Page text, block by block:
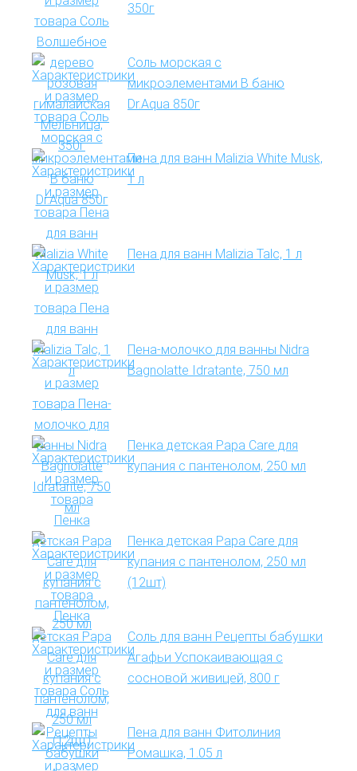
350г
Соль морская с
микроэлементами В баню
Dr.Aqua 850г
Пена для ванн Malizia White Musk,
1 л
Пена для ванн Malizia Talc, 1 л
Пена-молочко для ванны Nidra
Bagnolatte Idratante, 750 мл
Пенка детская Papa Care для
купания с пантенолом, 250 мл
Пенка детская Papa Care для
купания с пантенолом, 250 мл
(12шт)
Соль для ванн Рецепты бабушки
Агафьи Успокаивающая с
сосновой живицей, 800 г
Пена для ванн Фитолиния
Ромашка, 1.05 л